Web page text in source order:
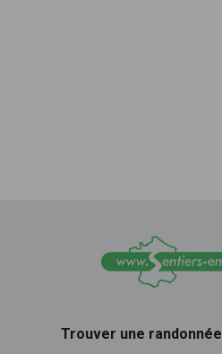
Trouver une randonnée